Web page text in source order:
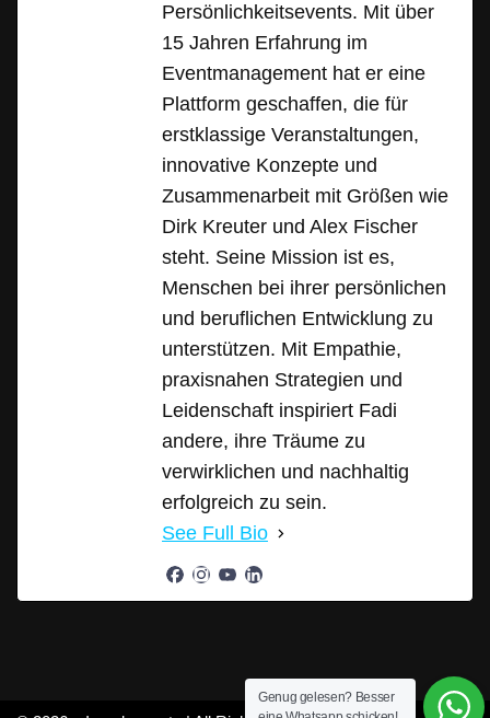
Persönlichkeitsevents. Mit über
15 Jahren Erfahrung im
Eventmanagement hat er eine
Plattform geschaffen, die für
erstklassige Veranstaltungen,
innovative Konzepte und
Zusammenarbeit mit Größen wie
Dirk Kreuter und Alex Fischer
steht. Seine Mission ist es,
Menschen bei ihrer persönlichen
und beruflichen Entwicklung zu
unterstützen. Mit Empathie,
praxisnahen Strategien und
Leidenschaft inspiriert Fadi
andere, ihre Träume zu
verwirklichen und nachhaltig
erfolgreich zu sein.
See Full Bio
Genug gelesen? Besser